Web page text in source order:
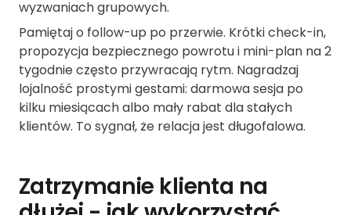
wyzwaniach grupowych.
Pamiętaj o follow-up po przerwie. Krótki check-in,
propozycja bezpiecznego powrotu i mini-plan na 2
tygodnie często przywracają rytm. Nagradzaj
lojalność prostymi gestami: darmowa sesja po
kilku miesiącach albo mały rabat dla stałych
klientów. To sygnał, że relacja jest długofalowa.
Zatrzymanie klienta na